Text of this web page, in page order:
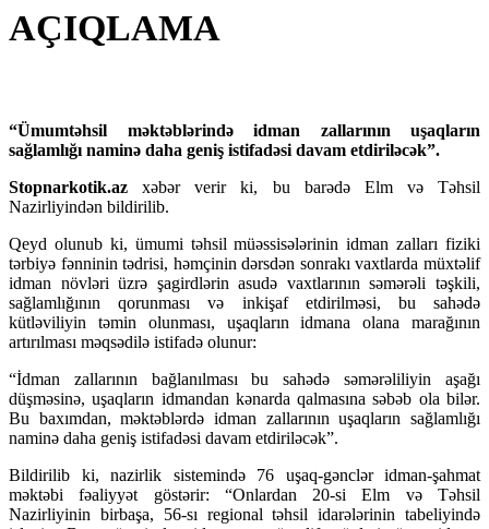
AÇIQLAMA
“Ümumtəhsil məktəblərində idman zallarının uşaqların
sağlamlığı naminə daha geniş istifadəsi davam etdiriləcək”.
Stopnarkotik.az xəbər verir ki, bu barədə Elm və Təhsil
Nazirliyindən bildirilib.
Qeyd olunub ki, ümumi təhsil müəssisələrinin idman zalları fiziki
tərbiyə fənninin tədrisi, həmçinin dərsdən sonrakı vaxtlarda müxtəlif
idman növləri üzrə şagirdlərin asudə vaxtlarının səmərəli təşkili,
sağlamlığının qorunması və inkişaf etdirilməsi, bu sahədə
kütləviliyin təmin olunması, uşaqların idmana olana marağının
artırılması məqsədilə istifadə olunur:
“İdman zallarının bağlanılması bu sahədə səmərəliliyin aşağı
düşməsinə, uşaqların idmandan kənarda qalmasına səbəb ola bilər.
Bu baxımdan, məktəblərdə idman zallarının uşaqların sağlamlığı
naminə daha geniş istifadəsi davam etdiriləcək”.
Bildirilib ki, nazirlik sistemində 76 uşaq-gənclər idman-şahmat
məktəbi fəaliyyət göstərir: “Onlardan 20-si Elm və Təhsil
Nazirliyinin birbaşa, 56-sı regional təhsil idarələrinin tabeliyində